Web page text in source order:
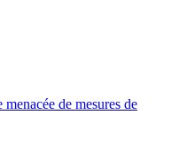
de mesures de